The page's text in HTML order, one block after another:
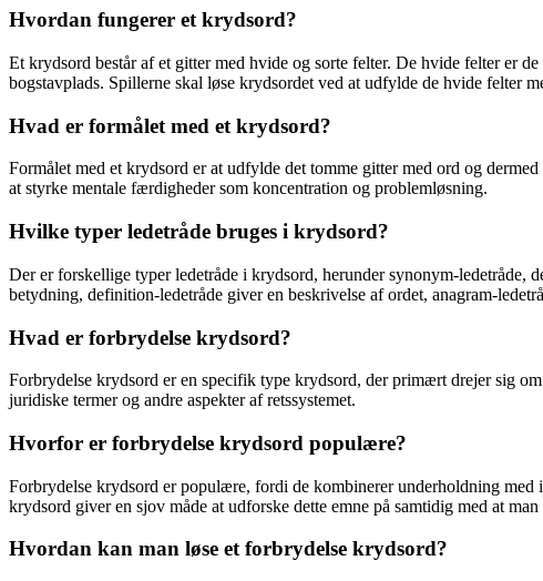
Hvordan fungerer et krydsord?
Et krydsord består af et gitter med hvide og sorte felter. De hvide felter er
bogstavplads. Spillerne skal løse krydsordet ved at udfylde de hvide felter
Hvad er formålet med et krydsord?
Formålet med et krydsord er at udfylde det tomme gitter med ord og
at styrke mentale færdigheder som koncentration og problemløsning.
Hvilke typer ledetråde bruges i krydsord?
Der er forskellige typer ledetråde i krydsord, herunder synonym-ledetråde,
betydning, definition-ledetråde giver en beskrivelse af ordet, anagram-
Hvad er forbrydelse krydsord?
Forbrydelse krydsord er en specifik type krydsord, der primært drejer sig
juridiske termer og andre aspekter af retssystemet.
Hvorfor er forbrydelse krydsord populære?
Forbrydelse krydsord er populære, fordi de kombinerer underholdning
krydsord giver en sjov måde at udforske dette emne på samtidig med at
Hvordan kan man løse et forbrydelse krydsord?